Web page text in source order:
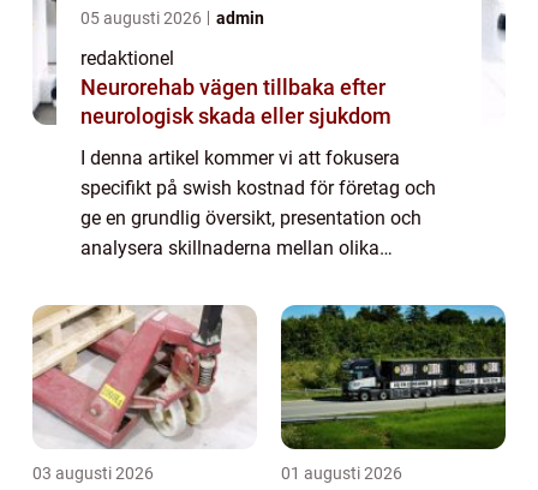
05 augusti 2026 admin
redaktionel
Neurorehab vägen tillbaka efter
neurologisk skada eller sjukdom
I denna artikel kommer vi att fokusera
specifikt på swish kostnad för företag och
ge en grundlig översikt, presentation och
analysera skillnaderna mellan olika
diskutera historiska för- och nackdelar med
olika t...
03 augusti 2026 01 augusti 2026